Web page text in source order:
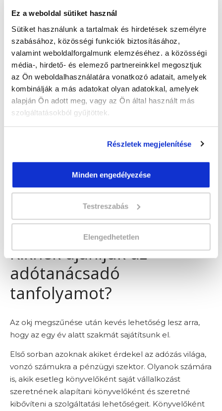
Ez a weboldal sütiket használ
Sütiket használunk a tartalmak és hirdetések személyre
szabásához, közösségi funkciók biztosításához,
valamint weboldalforgalmunk elemzéséhez. a közösségi
média-, hirdető- és elemező partnereinkkel megosztjuk
az Ön weboldalhasználatára vonatkozó adatait, amelyek
kombinálják a más adatokat olyan adatokkal, amelyek
alapján Ön adott meg, vagy az Ön által használt más
szolgáltatásokból gyűjtöttek.
Részletek megjelenítése
Minden engedélyezése
Testreszabás
Elengedhetetlen
Magyarországon ma közel 60 féle adót vet ki az állam
és közel 2 millió társas és egyéni vállalkozás az, aki
A fizetési juttatások mellett érdemes megemlíteni,
hogyadótanácsadóként, független egyéni vállalkozók is
lehetünk. Ez az jelenti, hogy te döntöd el, mikor kinek
és mennyiért dolgozol. Emellett, mivel egyéni
vállalkozó vagy, a munkád alapja a szaktudás, tehát
nem szükséges több millió forintért kft-t alapítani. Te
cégnél szeretnél – e elhelyezkedni, vagy saját céget
alapítani és egyszemélyes adótanácsadóként
dolgozni.
Kiknek ajánljuk az
adótanácsadó
tanfolyamot?
Az okj megszűnése után kevés lehetőség lesz arra,
hogy az egy év alatt szakmát sajátítsunk el.
Első sorban azoknak akiket érdekel az adózás világa,
vonzó számukra a pénzügyi szektor. Olyanok számára
is, akik esetleg könyvelőként saját vállalkozást
szeretnének alapítani könyvelőként és szeretné
kibővíteni a szolgáltatási lehetőségeit. Könyvelőként